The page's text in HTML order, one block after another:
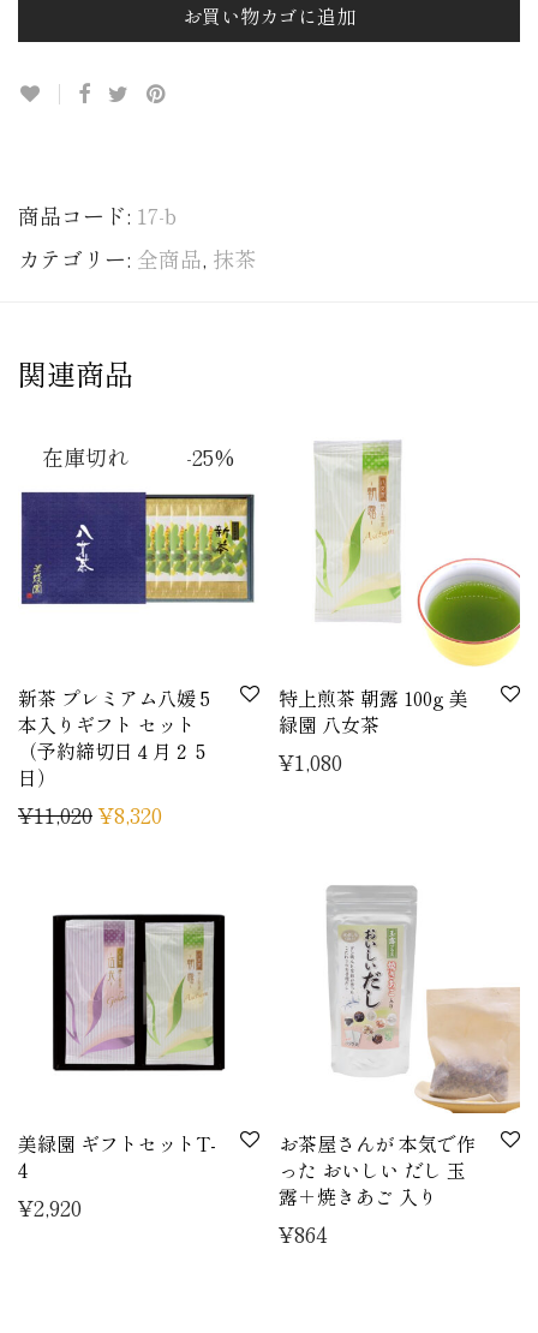
お買い物カゴに追加
商品コード: 17-b
カテゴリー: 全商品, 抹茶
関連商品
-25%
新茶 プレミアム八媛 5
本入りギフト セット
（予約締切日４月２５
日）
¥11,020¥8,320
特上煎茶 朝露 100g 美
緑園 八女茶
¥1,080
美緑園 ギフトセットT-
4
¥2,920
お茶屋さんが 本気で作
った おいしい だし 玉
露＋焼きあご 入り
¥864